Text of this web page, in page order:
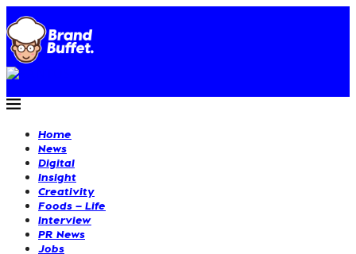
Home
News
Digital
Insight
Creativity
Foods – Life
Interview
PR News
Jobs